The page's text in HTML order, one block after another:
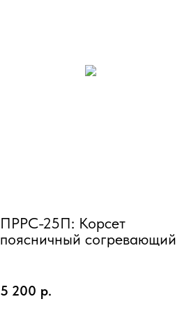
ПРРС-25П: Корсет
поясничный согревающий
5 200 р.